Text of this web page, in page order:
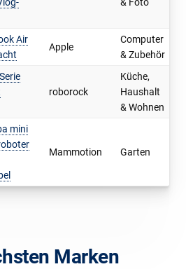
Air
Apple
Computer
& Zubehör
roborock
Küche,
Haushalt
& Wohnen
mini
Mammotion Garten
Marken